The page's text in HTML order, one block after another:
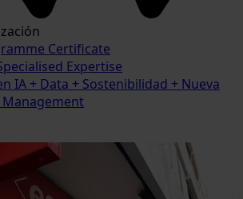
Certificate
Expertise
IA + Data + Sostenibilidad + Nueva